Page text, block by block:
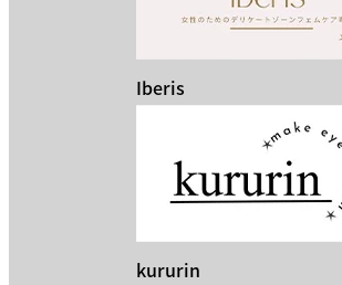
Iberis
kururin